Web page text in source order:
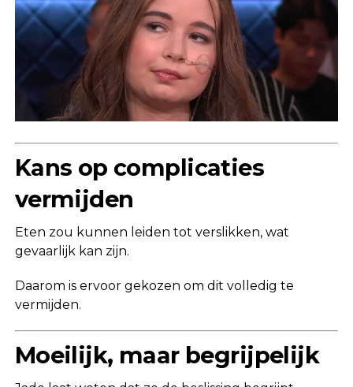
Kans op complicaties
vermijden
Eten zou kunnen leiden tot verslikken, wat
gevaarlijk kan zijn.
Daarom is ervoor gekozen om dit volledig te
vermijden.
Moeilijk, maar begrijpelijk